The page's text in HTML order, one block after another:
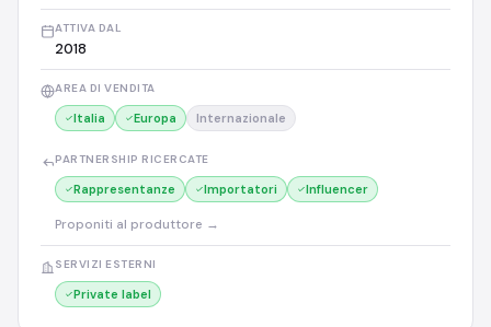
ATTIVA DAL
2018
AREA DI VENDITA
Italia Europa Internazionale
PARTNERSHIP RICERCATE
Rappresentanze Importatori Influencer
Proponiti al produttore →
SERVIZI ESTERNI
Private label